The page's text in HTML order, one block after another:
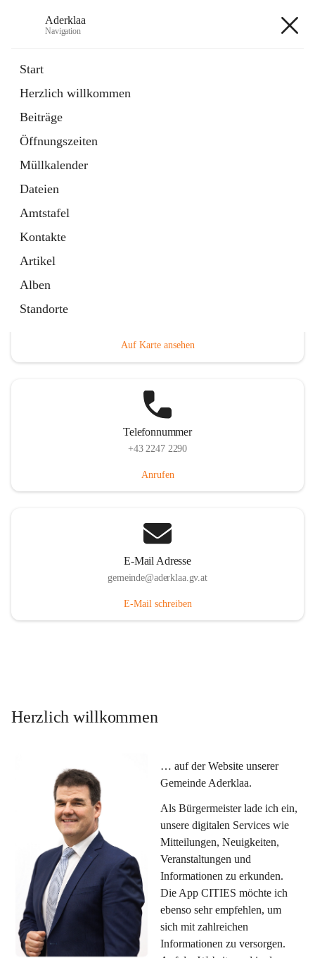
Aderklaa
Navigation
Start
Herzlich willkommen
Beiträge
Öffnungszeiten
Müllkalender
Dateien
Amtstafel
Kontakte
Artikel
Alben
Standorte
6 Schnellzugriffe
Gemeinde
3 Schnellzugriffe
Auf Karte ansehen
Telefonnummer
+43 2247 2290
Anrufen
E-Mail Adresse
gemeinde@aderklaa.gv.at
E-Mail schreiben
Herzlich willkommen
… auf der Website unserer
Gemeinde Aderklaa.
Als Bürgermeister lade ich ein,
unsere digitalen Services wie
Mitteilungen, Neuigkeiten,
Veranstaltungen und
Informationen zu erkunden.
Die App CITIES möchte ich
ebenso sehr empfehlen, um
sich mit zahlreichen
Informationen zu versorgen.